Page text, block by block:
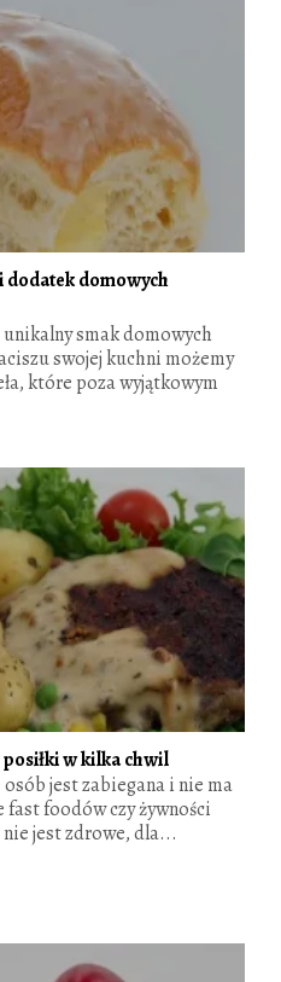
dodatek domowych
unikalny smak domowych
swojej kuchni możemy
które poza wyjątkowym
w kilka chwil
jest zabiegana i nie ma
fast foodów czy żywności
jest zdrowe, dla...